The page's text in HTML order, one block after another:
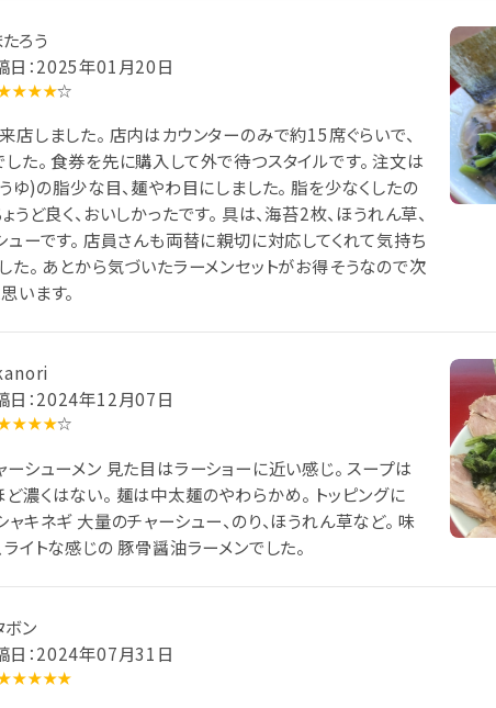
たろう
日：2025年01月20日
☆
店しました。 店内はカウンターのみで約15席ぐらいで、
た。 食券を先に購入して外で待つスタイルです。 注文は
ゆ)の脂少な目、麺やわ目にしました。 脂を少なくしたの
うど良く、おいしかったです。 具は、海苔2枚、ほうれん草、
ューです。 店員さんも両替に親切に対応してくれて気持ち
た。 あとから気づいたラーメンセットがお得そうなので次
います。
日：2024年12月07日
☆
シューメン 見た目はラーショーに近い感じ。 スープは
濃くはない。 麺は中太麺のやわらかめ。 トッピングに
ャキネギ 大量のチャーシュー、のり、ほうれん草など。 味
ライトな感じの 豚骨醤油ラーメンでした。
ボン
日：2024年07月31日